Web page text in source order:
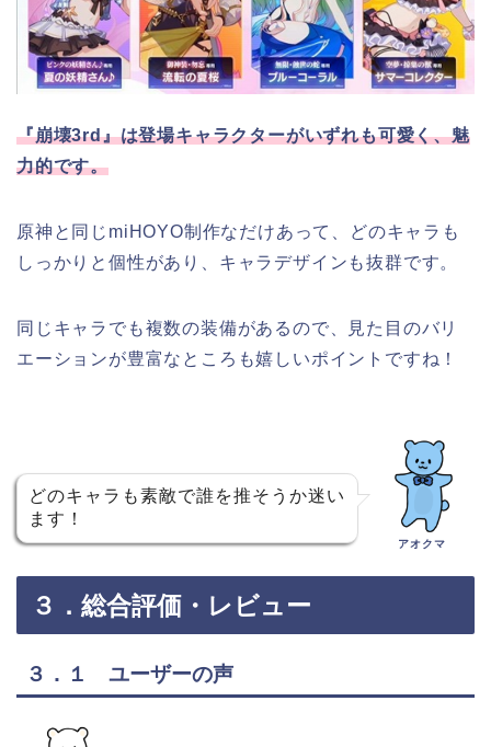
『崩壊3rd』は登場キャラクターがいずれも可愛く、魅
力的です。
原神と同じmiHOYO制作なだけあって、どのキャラも
しっかりと個性があり、キャラデザインも抜群です。
同じキャラでも複数の装備があるので、見た目のバリ
エーションが豊富なところも嬉しいポイントですね！
どのキャラも素敵で誰を推そうか迷い
ます！
アオクマ
３．総合評価・レビュー
３．１ ユーザーの声